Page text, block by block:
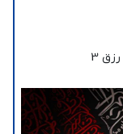
رزق 3